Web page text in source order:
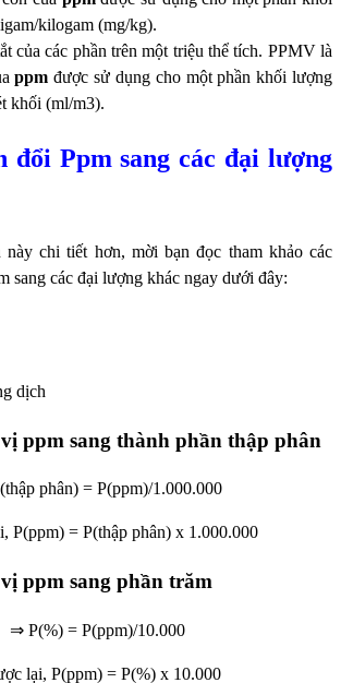
kilogam (mg/kg).
của các phần trên một triệu thể tích. PPMV là
ppm được sử dụng cho một phần khối lượng
khối (ml/m3).
đổi Ppm sang các đại lượng
chi tiết hơn, mời bạn đọc tham khảo các
sang các đại lượng khác ngay dưới đây:
dịch
ppm sang thành phần thập phân
phân) = P(ppm)/1.000.000
P(ppm) = P(thập phân) x 1.000.000
ppm sang phần trăm
⇒ P(%) = P(ppm)/10.000
lại, P(ppm) = P(%) x 10.000